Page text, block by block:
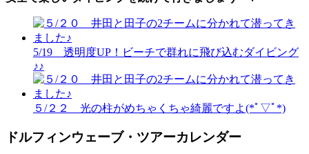
5/19 透明度UP！ビーチで群れに飛び込むダイビング
♪♪
５/２２ 光の柱がめちゃくちゃ綺麗ですよ(*ﾟ▽ﾟ*)
ドルフィンウェーブ・ツアーカレンダー